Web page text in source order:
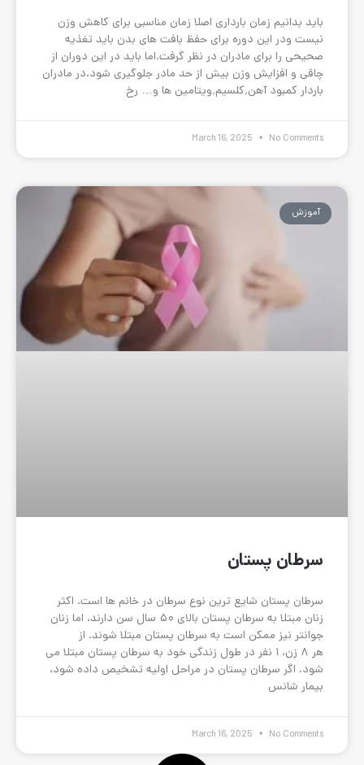
اصلا زمان مناسبی برای کاهش وزن
حفظ بافت های بدن باید تغذیه
در نظر گرفت.اما باید در این دوران از
بیش از حد مادر جلوگیری شود.در مادران
March 16,
نوع سرطان در خانم ها است. اکثر
زنان مبتلا به سرطان پستان بالای ۵۰ سال سن دارند، اما زنان
به سرطان پستان مبتلا شوند. از
در طول زندگی خود به سرطان پستان مبتلا می
در مراحل اولیه تشخیص داده شود،
March 16,